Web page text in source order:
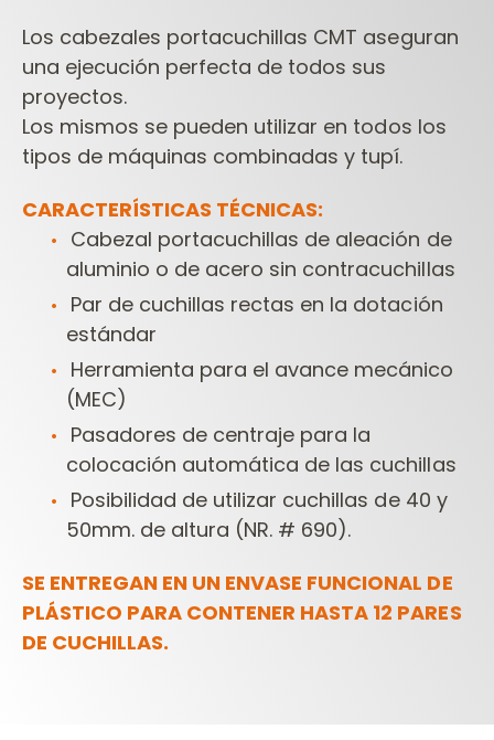
Los cabezales portacuchillas CMT aseguran
una ejecución perfecta de todos sus
proyectos.
Los mismos se pueden utilizar en todos los
tipos de máquinas combinadas y tupí.
CARACTERÍSTICAS TÉCNICAS:
Cabezal portacuchillas de aleación de
aluminio o de acero sin contracuchillas
Par de cuchillas rectas en la dotación
estándar
Herramienta para el avance mecánico
(MEC)
Pasadores de centraje para la
colocación automática de las cuchillas
Posibilidad de utilizar cuchillas de 40 y
50mm. de altura (NR. # 690).
SE ENTREGAN EN UN ENVASE FUNCIONAL DE
PLÁSTICO PARA CONTENER HASTA 12 PARES
DE CUCHILLAS.